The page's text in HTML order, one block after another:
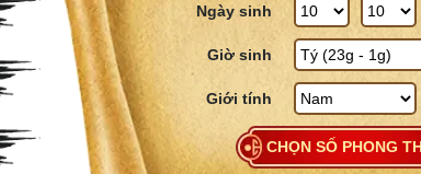
Ngày sinh
Giờ sinh
Giới tính
CHỌN SỐ PHONG